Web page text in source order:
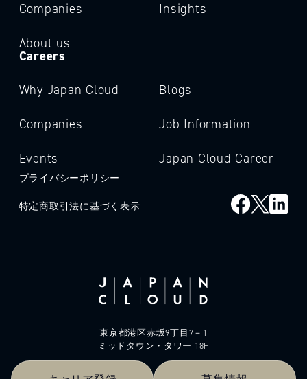
Companies
About us
Insights
Careers
Why Japan Cloud
Companies
Events
Blogs
Job Information
Japan Cloud Career
プライバシーポリシー
特定商取引法に基づく表示
東京都港区赤坂9丁目7－1
ミッドタウン・タワー 18F